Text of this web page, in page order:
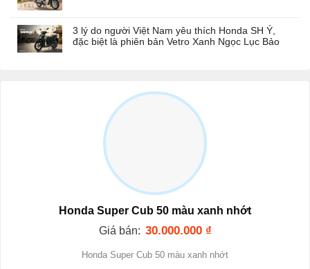
3 lý do người Việt Nam yêu thích Honda SH Ý,
đặc biệt là phiên bản Vetro Xanh Ngọc Lục Bảo
Honda Super Cub 50 màu xanh nhớt
Giá bán: 30.000.000 ₫
Honda Super Cub 50 màu xanh nhớt